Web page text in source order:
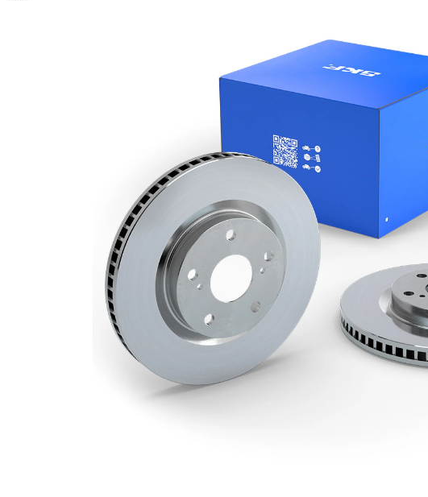
280 mm
Delik sayısı 5
Merkezleme
61,1 mm
Delik
çemberi-Ø
108 mm
Üst yüzey
Kaplamalı